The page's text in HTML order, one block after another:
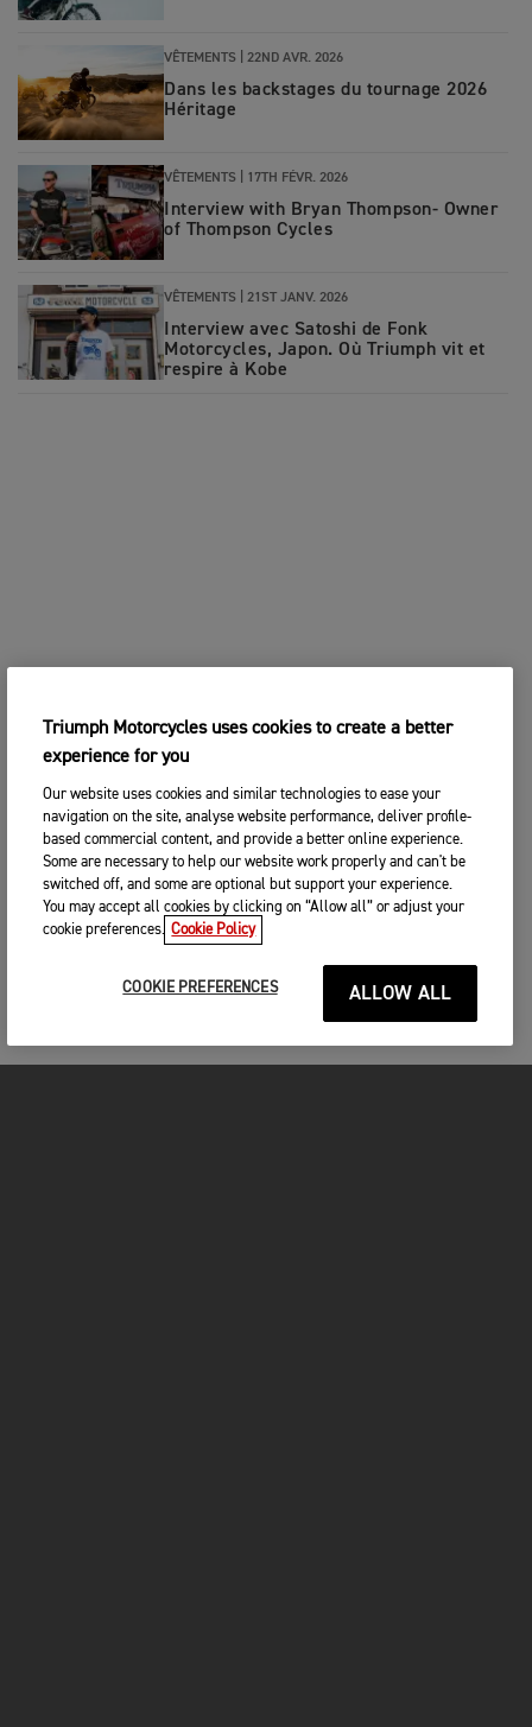
VÊTEMENTS | 22ND AVR. 2026
Dans les backstages du tournage 2026
Héritage
VÊTEMENTS | 17TH FÉVR. 2026
Interview with Bryan Thompson- Owner
of Thompson Cycles
VÊTEMENTS | 21ST JANV. 2026
Interview avec Satoshi de Fonk
Motorcycles, Japon. Où Triumph vit et
respire à Kobe
Triumph Motorcycles uses cookies to create a better
experience for you
Our website uses cookies and similar technologies to ease your
navigation on the site, analyse website performance, deliver profile-
based commercial content, and provide a better online experience.
Some are necessary to help our website work properly and can't be
switched off, and some are optional but support your experience.
You may accept all cookies by clicking on “Allow all” or adjust your
cookie preferences. Cookie Policy
COOKIE PREFERENCES ALLOW ALL